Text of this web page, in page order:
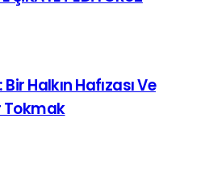
Halkın Hafızası Ve
Tokmak